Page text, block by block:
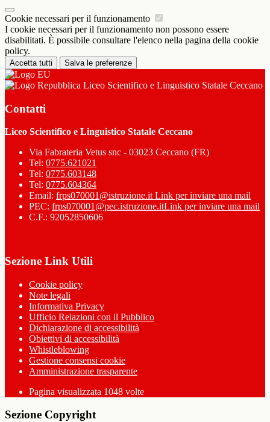
Cookie necessari per il funzionamento
I cookie necessari per il funzionamento non possono essere
disabilitati. È possibile consultare l'elenco nella pagina della cookie
policy.
Accetta tutti Salva le preferenze
Liceo Scientifico e Linguistico Statale Ceccano
Contatti
Liceo Scientifico e Linguistico Statale Ceccano
Via Fabrateria Vetus snc - 03023 Ceccano (FR)
Tel: 0775.621021
Tel: 0775.603148
Tel: 0775.604364
Email: frps070001@istruzione.it Link per inviare una mail
PEC: frps070001@pec.istruzione.itLink per inviare una mail
C.F.: 92052850606
Sezione Link Utili
Cookie policy
Note legali
Informativa Privacy
Ufficio Relazioni con il Pubblico
Dichiarazione di accessibilità
Obiettivi di accessibilità
Whistleblowing
Gestione consensi cookie
Amministrazione trasparente
Pagina visualizzata 1048 volte
Sezione Copyright